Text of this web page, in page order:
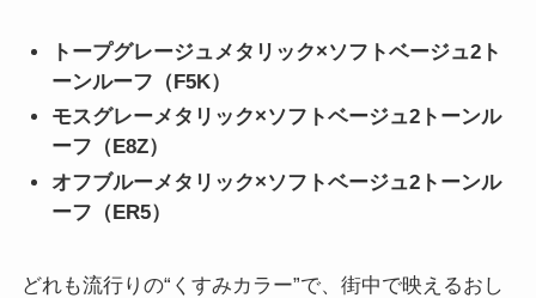
トープグレージュメタリック×ソフトベージュ2ト
ーンルーフ（F5K）
モスグレーメタリック×ソフトベージュ2トーンル
ーフ（E8Z）
オフブルーメタリック×ソフトベージュ2トーンル
ーフ（ER5）
どれも流行りの“くすみカラー”で、街中で映えるおし